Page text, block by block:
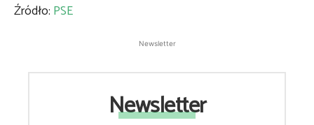
Źródło: PSE
Newsletter
Newsletter